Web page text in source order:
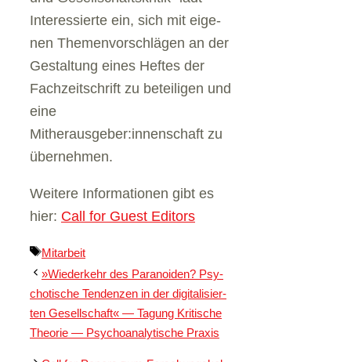
Inter­es­sierte ein, sich mit eige­
nen The­men­vor­schlä­gen an der
Gestal­tung eines Hef­tes der
Fach­zeit­schrift zu betei­li­gen und
eine
Mitherausgeber:innenschaft zu
über­neh­men.
Wei­tere Infor­ma­tio­nen gibt es
hier: Call for Guest Edi­tors
Schlagwörter
Mitarbeit
»Wie­der­kehr des Para­no­iden? Psy­
cho­ti­sche Ten­den­zen in der digi­ta­li­sier­
ten Gesell­schaft« — Tagung Kri­ti­sche
Theo­rie — Psy­cho­ana­ly­ti­sche Pra­xis